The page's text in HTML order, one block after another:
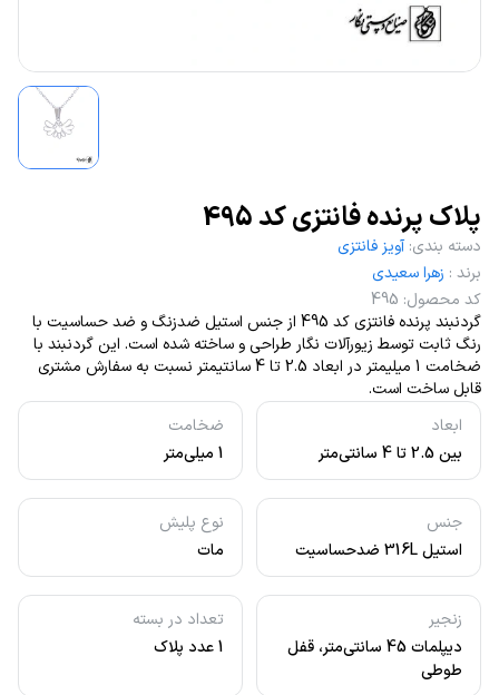
پلاک پرنده فانتزی کد 495
ابعاد
بین 2.5 تا 4 سانتی‌متر
ضخامت
1 میلی‌متر
جنس
استیل 316L ضدحساسیت
نوع پلیش
مات
زنجیر
دیپلمات 45 سانتی‌متر، قفل
طوطی
تعداد در بسته
1 عدد پلاک
دسته بندی: آویز فانتزی
برند : زهرا سعیدی
کد محصول:
495
گردنبند پرنده فانتزی کد 495 از جنس استیل ضدزنگ و ضد حساسیت با
رنگ ثابت توسط زیورآلات نگار طراحی و ساخته شده است. این گردنبند با
ضخامت 1 میلیمتر در ابعاد 2.5 تا 4 سانتیمتر نسبت به سفارش مشتری
قابل ساخت است.